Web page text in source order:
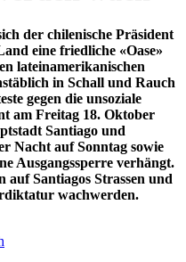
der chilenische Präsident
eine friedliche «Oase»
lateinamerikanischen
in Schall und Rauch
gegen die unsoziale
am Freitag 18. Oktober
Santiago und
Nacht auf Sonntag sowie
Ausgangssperre verhängt.
Santiagos Strassen und
wachwerden.